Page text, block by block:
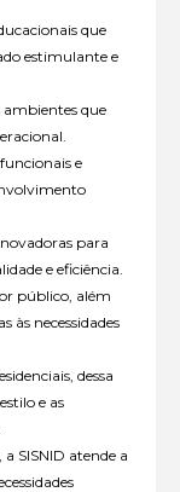
que
estimulante e
ambientes que
e
para
e eficiência.
público, além
às necessidades
dessa
e as
SISNID atende a